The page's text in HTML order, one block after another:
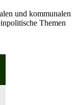
und kommunalen
Themen